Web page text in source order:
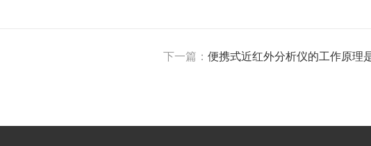
下一篇： 便携式近红外分析仪的工作原理